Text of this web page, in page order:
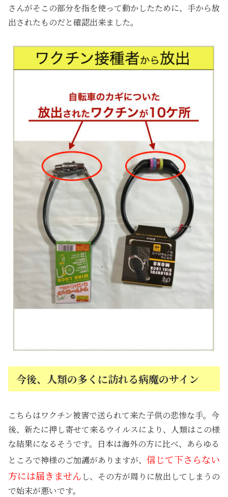
さんがそこの部分を指を使って動かしたために、手から放
出されたものだと確認出来ました。
今後、人類の多くに訪れる病魔のサイン
こちらはワクチン被害で送られて来た子供の悲惨な手。今
後、新たに押し寄せて来るウイルスにより、人類はこの様
な結果になるそうです。日本は海外の方に比べ、あらゆる
ところで神様のご加護がありますが、 信じて下さらない
方には届きません し、その方が周りに放出してしまうの
で始末が悪いです。